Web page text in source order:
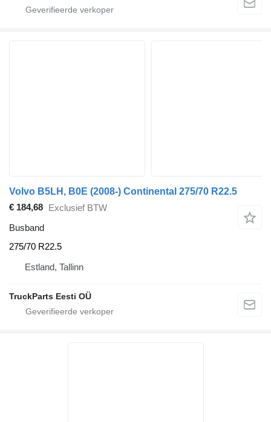
Volvo B5LH, B0E (2008-) Continental 275/70 R22.5
€ 184,68
Exclusief BTW
Busband
275/70 R22.5
Estland, Tallinn
TruckParts Eesti OÜ